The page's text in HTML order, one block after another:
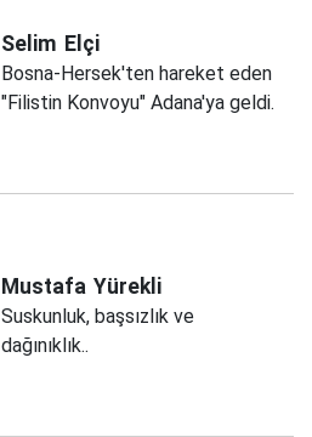
Selim Elçi
Bosna-Hersek'ten hareket eden
"Filistin Konvoyu" Adana'ya geldi.
Mustafa Yürekli
Suskunluk, başsızlık ve
dağınıklık..